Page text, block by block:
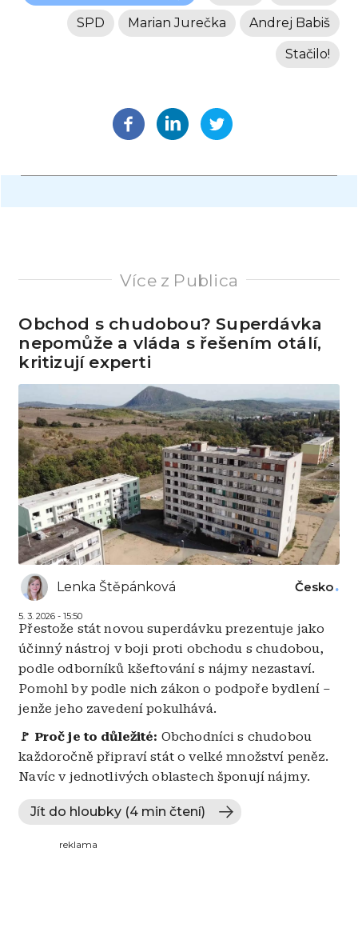
Andrej Babiš
Marian Jurečka
SPD
Stačilo!
Více z Publica
Obchod s chudobou? Superdávka
nepomůže a vláda s řešením otálí,
kritizují experti
Lenka Štěpánková
5. 3. 2026 - 15:50
Česko
Přestože stát novou superdávku prezentuje jako
účinný nástroj v boji proti obchodu s chudobou,
podle odborníků kšeftování s nájmy nezastaví.
Pomohl by podle nich zákon o podpoře bydlení –
jenže jeho zavedení pokulhává.
🚩 Proč je to důležité: Obchodníci s chudobou
každoročně připraví stát o velké množství peněz.
Navíc v jednotlivých oblastech šponují nájmy.
Jít do hloubky (4 min čtení)
reklama